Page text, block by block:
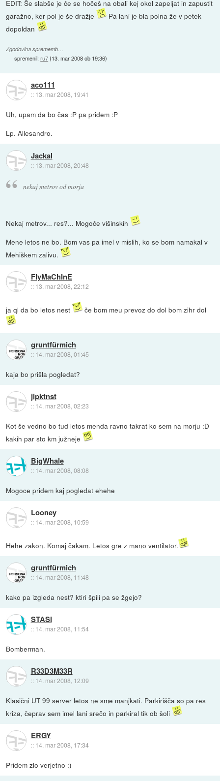
EDIT: Še slabše je če se hočeš na obali kej okol zapeljat in zapustit
garažno, ker pol je še dražje
Pa lani je bla polna že v petek
dopoldan
Zgodovina sprememb…
spremenil:ru7(13. mar 2008 ob 19:36)
aco111
:: 13. mar 2008, 19:41
Uh, upam da bo čas :P pa pridem :P
Lp. Allesandro.
Jackal
:: 13. mar 2008, 20:48
nekaj metrov od morja
Nekaj metrov... res?... Mogoče višinskih
Mene letos ne bo. Bom vas pa imel v mislih, ko se bom namakal v
Mehiškem zalivu.
FlyMaChInE
:: 13. mar 2008, 22:12
ja ql da bo letos nest če bom meu prevoz do dol bom zihr dol
gruntfürmich
:: 14. mar 2008, 01:45
kaja bo prišla pogledat?
jlpktnst
:: 14. mar 2008, 02:23
Kot še vedno bo tud letos menda ravno takrat ko sem na morju :D
kakih par sto km južneje
BigWhale
:: 14. mar 2008, 08:08
Mogoce pridem kaj pogledat ehehe
Looney
:: 14. mar 2008, 10:59
Hehe zakon. Komaj čakam. Letos gre z mano ventilator.
gruntfürmich
:: 14. mar 2008, 11:48
kako pa izgleda nest? ktiri špili pa se žgejo?
STASI
:: 14. mar 2008, 11:54
Bomberman.
R33D3M33R
:: 14. mar 2008, 12:09
Klasični UT 99 server letos ne sme manjkati. Parkirišča so pa res
kriza, čeprav sem imel lani srečo in parkiral tik ob šoli
ERGY
:: 14. mar 2008, 17:34
Pridem zlo verjetno :)